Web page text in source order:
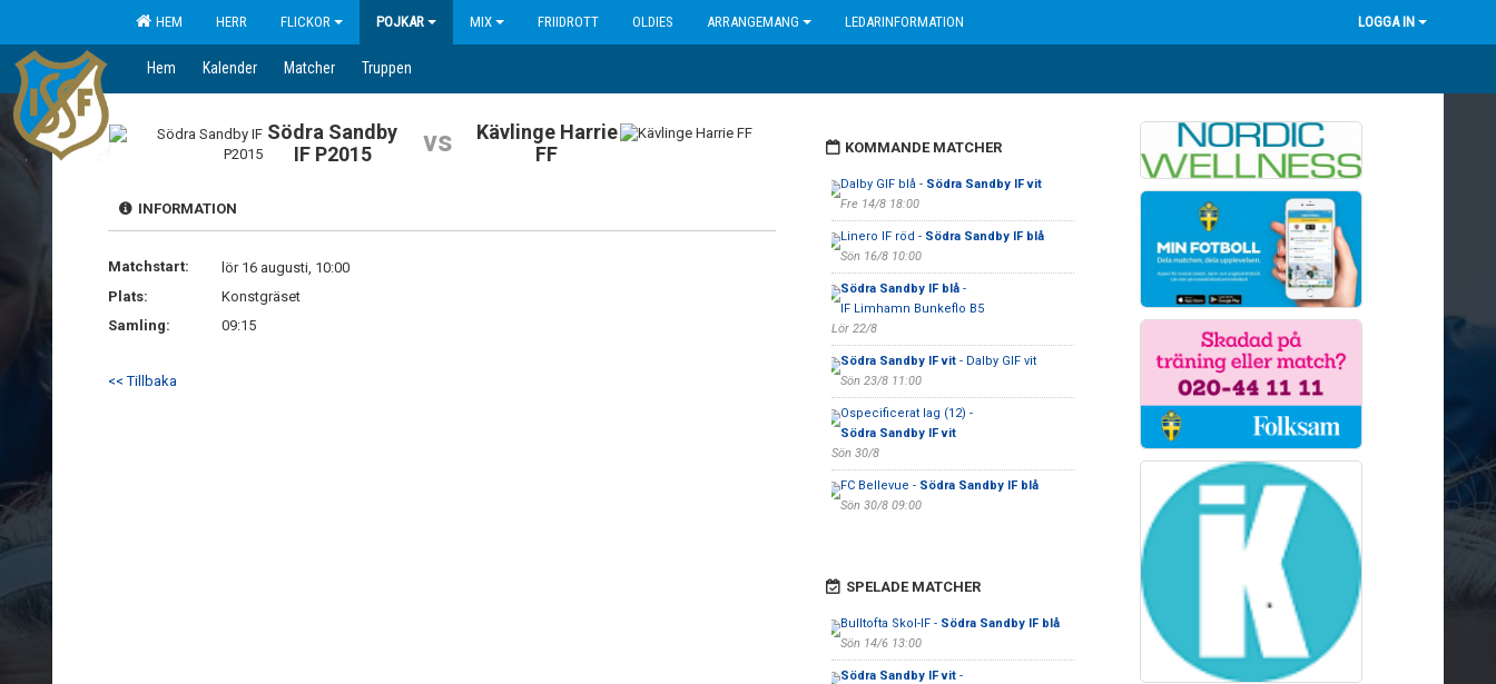
HEM HERR FLICKOR POJKAR MIX FRIIDROTT OLDIES ARRANGEMANG LEDARINFORMATION LOGGA IN
Hem Kalender Matcher Truppen
Södra Sandby
IF P2015
vs
Kävlinge Harrie
FF
INFORMATION
Matchstart:
lör 16 augusti, 10:00
Plats:
Konstgräset
Samling:
09:15
<< Tillbaka
KOMMANDE MATCHER
Dalby GIF blå - Södra Sandby IF vit
Fre 14/8 18:00
Linero IF röd - Södra Sandby IF blå
Sön 16/8 10:00
Södra Sandby IF blå-
IF Limhamn Bunkeflo B5
Lör 22/8
Södra Sandby IF vit- Dalby GIF vit
Sön 23/8 11:00
Ospecificerat lag (12) -
Södra Sandby IF vit
Sön 30/8
FC Bellevue - Södra Sandby IF blå
Sön 30/8 09:00
SPELADE MATCHER
Bulltofta Skol-IF - Södra Sandby IF blå
Sön 14/6 13:00
Södra Sandby IF vit-